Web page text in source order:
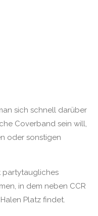
sich schnell darüber
Coverband sein will,
oder sonstigen
partytaugliches
in dem neben CCR
Platz findet.